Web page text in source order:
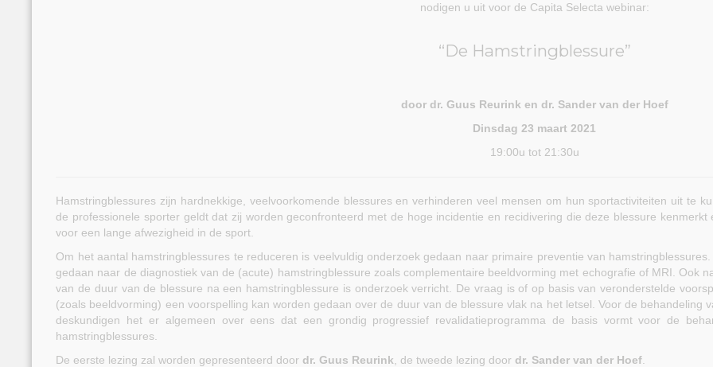
nodigen u uit voor de Capita Selecta webinar:
“De Hamstringblessure”
door dr. Guus Reurink en dr. Sander van der Hoef
Dinsdag 23 maart 2021
19:00u tot 21:30u
Hamstringblessures zijn hardnekkige, veelvoorkomende blessures en verhinderen veel mensen om hun sportactiviteiten uit te
de professionele sporter geldt dat zij worden geconfronteerd met de hoge incidentie en recidivering die deze blessure kenmerkt
voor een lange afwezigheid in de sport.
Om het aantal hamstringblessures te reduceren is veelvuldig onderzoek gedaan naar primaire preventie van
gedaan naar de diagnostiek van de (acute) hamstringblessure zoals complementaire beeldvorming met echografie of MRI. Ook
van de duur van de blessure na een hamstringblessure is onderzoek verricht. De vraag is of op basis van veronderstelde
(zoals beeldvorming) een voorspelling kan worden gedaan over de duur van de blessure vlak na het letsel. Voor de behandeling
deskundigen het er algemeen over eens dat een grondig progressief revalidatieprogramma de basis vormt voor de
hamstringblessures.
De eerste lezing zal worden gepresenteerd door dr. Guus Reurink , de tweede lezing door dr. Sander van der Hoef